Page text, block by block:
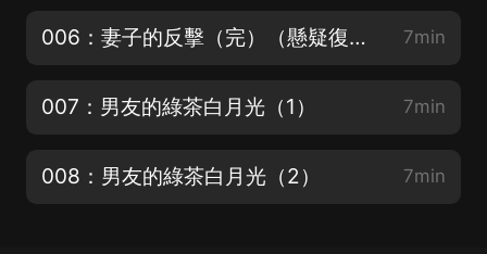
006：妻子的反擊（完）（懸疑復仇文《嬰瞳》7月12日上架，歡迎訂閱！） 7min
007：男友的綠茶白月光（1） 7min
008：男友的綠茶白月光（2） 7min